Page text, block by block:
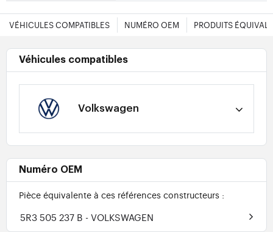
VÉHICULES COMPATIBLES NUMÉRO OEM PRODUITS
Véhicules compatibles
Volkswagen
Numéro OEM
Pièce équivalente à ces références constructeurs :
5R3 505 237 B - VOLKSWAGEN